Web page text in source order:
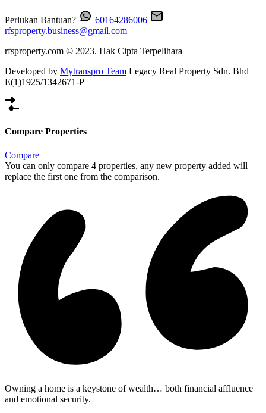
Perlukan Bantuan?
60164286006
rfsproperty.business@gmail.com
rfsproperty.com © 2023. Hak Cipta Terpelihara
Developed by Mytranspro Team Legacy Real Property Sdn. Bhd
E(1)1925/1342671-P
Compare Properties
Compare
You can only compare 4 properties, any new property added will
replace the first one from the comparison.
Owning a home is a keystone of wealth… both financial affluence
and emotional security.